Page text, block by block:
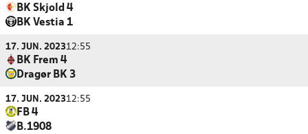
BK Skjold 4
BK Vestia 1
17. JUN. 202312:55
BK Frem 4
Dragør BK 3
17. JUN. 202312:55
FB 4
B.1908